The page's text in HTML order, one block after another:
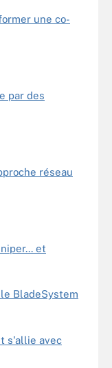
une co-
par des
réseau
et
BladeSystem
s'allie avec